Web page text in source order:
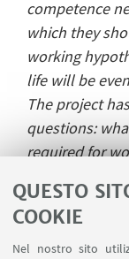
QUESTO
COOKIE
Nel nostro sito
competence
which they
working
life will be
The project
questions:
required for
competences
education will
2020s? The